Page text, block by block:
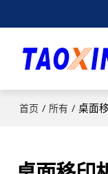
首页 / 所有 / 桌面